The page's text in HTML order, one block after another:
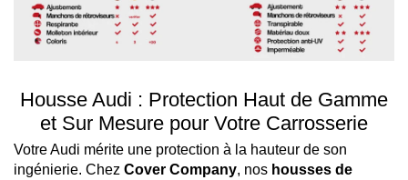
Housse Audi : Protection Haut de Gamme
et Sur Mesure pour Votre Carrosserie
Votre Audi mérite une protection à la hauteur de son
ingénierie. Chez Cover Company, nos housses de